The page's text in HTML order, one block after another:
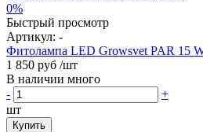
0%
Быстрый просмотр
Артикул: -
Фитолампа LED Growsvet PAR 15
1 850 руб /шт
В наличии много
-
+
шт
Купить